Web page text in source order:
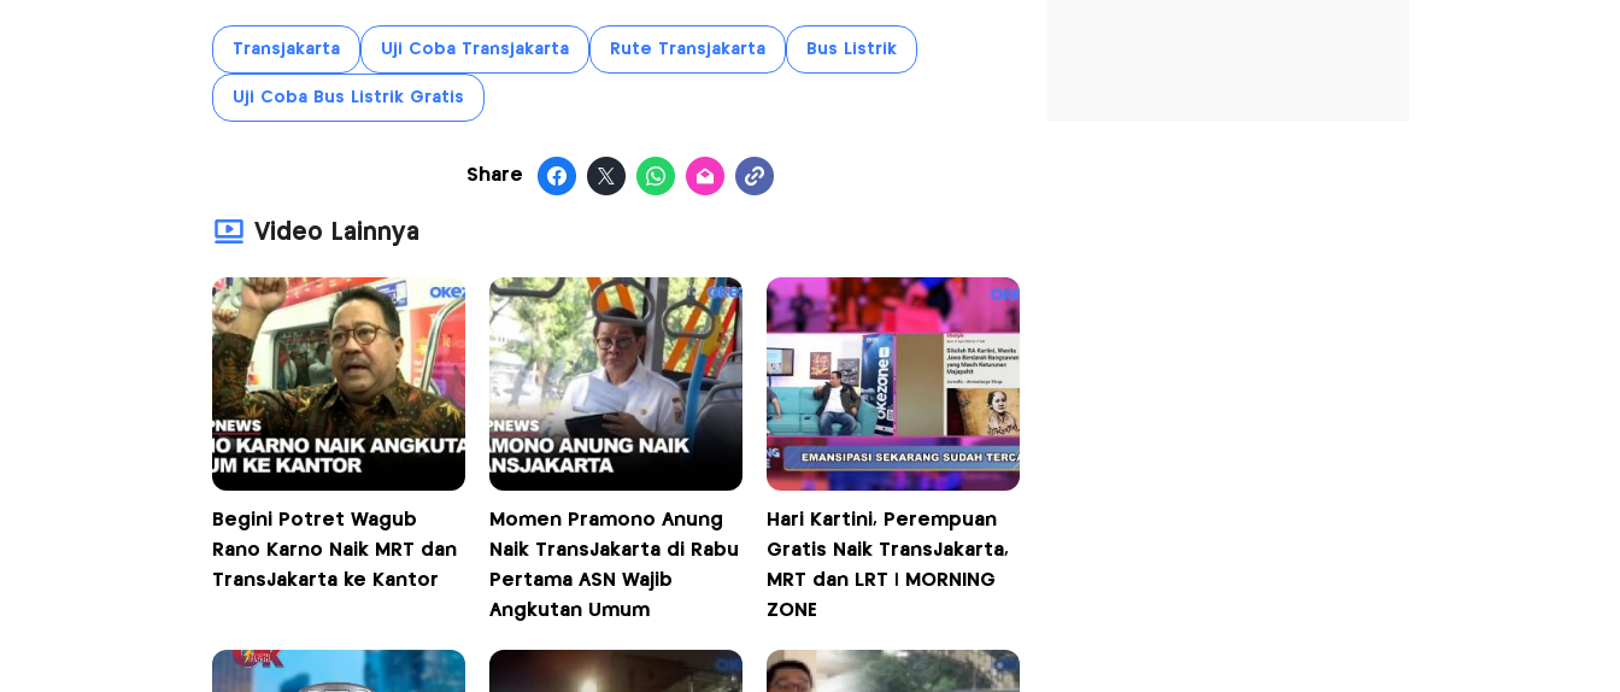
Transjakarta Uji Coba Transjakarta Rute Transjakarta Bus Listrik
Uji Coba Bus Listrik Gratis
Share
Video Lainnya
Begini Potret Wagub
Rano Karno Naik MRT dan
TransJakarta ke Kantor
Momen Pramono Anung
Naik TransJakarta di Rabu
Pertama ASN Wajib
Angkutan Umum
Hari Kartini, Perempuan
Gratis Naik TransJakarta,
MRT dan LRT | MORNING
ZONE